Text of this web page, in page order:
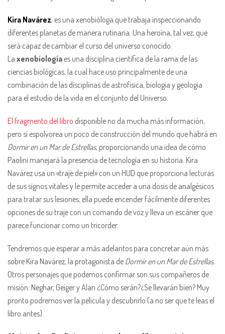
Kira Navárez, es una xenobióloga que trabaja inspeccionando
diferentes planetas de manera rutinaria. Una heroína, tal vez, que
será capaz de cambiar el curso del universo conocido.
La xenobiología es una disciplina científica de la rama de las
ciencias biológicas, la cual hace uso principalmente de una
combinación de las disciplinas de astrofísica, biología y geología
para el estudio de la vida en el conjunto del Universo.
El fragmento del libro disponible no da mucha más información,
pero sí espolvorea un poco de construcción del mundo que habrá en
Dormir en un Mar de Estrellas, proporcionando una idea de cómo
Paolini manejará la presencia de tecnología en su historia. Kira
Navárez usa un «traje de piel» con un HUD que proporciona lecturas
de sus signos vitales y le permite acceder a una dosis de analgésicos
para tratar sus lesiones; ella puede encender fácilmente diferentes
opciones de su traje con un comando de voz y lleva un escáner que
parece funcionar como un tricorder.
Tendremos que esperar a más adelantos para concretar aún más
sobre Kira Navárez, la protagonista de Dormir en un Mar de Estrellas.
Otros personajes que podemos confirmar son sus compañeros de
misión: Neghar, Geiger y Alan ¿Cómo serán?¿Se llevarán bien? Muy
pronto podremos ver la película y descubrirlo (a no ser que te leas el
libro antes).